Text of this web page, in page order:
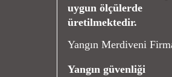
uygun ölçülerde
üretilmektedir.
Yangın Merdiveni
Yangın güvenliği